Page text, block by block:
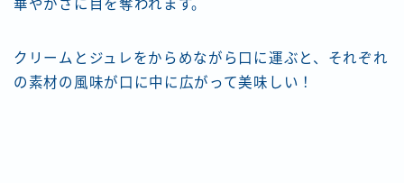
華やかさに目を奪われます。
クリームとジュレをからめながら口に運ぶと、それぞれ
の素材の風味が口に中に広がって美味しい！